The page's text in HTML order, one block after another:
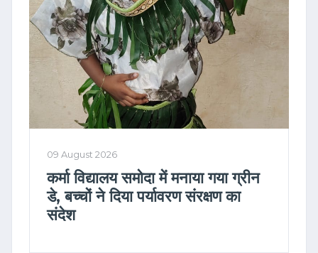
09 August 2026
कर्मा विद्यालय समोदा में मनाया गया ग्रीन
डे, बच्चों ने दिया पर्यावरण संरक्षण का
संदेश